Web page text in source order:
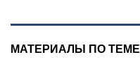
МАТЕРИАЛЫ ПО ТЕМЕ